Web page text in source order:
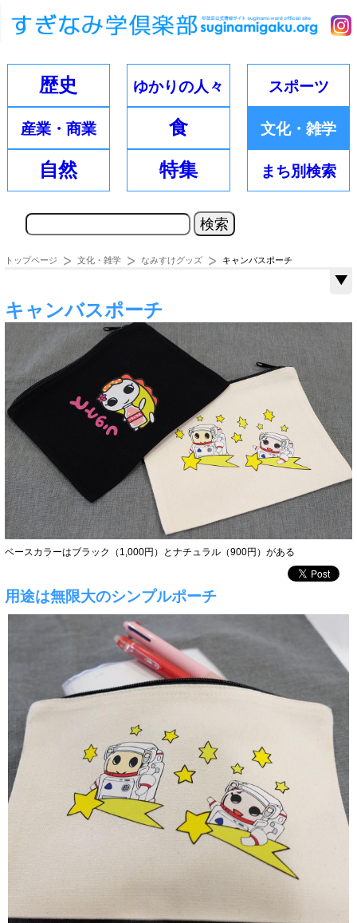
歴史 ゆかりの人々 スポーツ
産業・ 商業 食 文化・雑学
自然 特集 まち別検索
トップページ 文化・雑学 なみすけグッズ キャンバスポーチ
キャンバスポーチ
ベースカラーはブラック（1,000円）とナチュラル（900円）がある
用途は無限大のシンプルポーチ